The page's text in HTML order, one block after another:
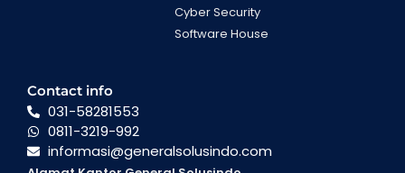
Cyber Security
Software House
Contact info
031-58281553
0811-3219-992
informasi@generalsolusindo.com